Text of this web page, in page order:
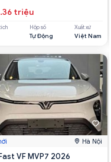
triệu
Hộp số
Tự Động
Xuất xứ
Việt Nam
Hà Nội
VF MVP7 2026